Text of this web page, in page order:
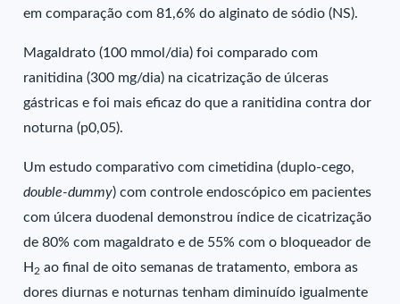
em comparação com 81,6% do alginato de sódio (NS).
Magaldrato (100 mmol/dia) foi comparado com
ranitidina (300 mg/dia) na cicatrização de úlceras
gástricas e foi mais eficaz do que a ranitidina contra dor
noturna (p0,05).
Um estudo comparativo com cimetidina (duplo-cego,
double-dummy) com controle endoscópico em pacientes
com úlcera duodenal demonstrou índice de cicatrização
de 80% com magaldrato e de 55% com o bloqueador de
H 2 ao final de oito semanas de tratamento, embora as
dores diurnas e noturnas tenham diminuído igualmente